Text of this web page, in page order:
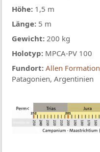
Höhe: 1,5 m
Länge: 5 m
Gewicht: 200 kg
Holotyp: MPCA-PV 100
Fundort: Allen Formation
Patagonien, Argentinien